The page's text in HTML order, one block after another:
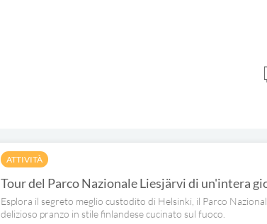
ATTIVITÀ
Tour del Parco Nazionale Liesjärvi di un'intera
Esplora il segreto meglio custodito di Helsinki, il Parco
delizioso pranzo in stile finlandese cucinato sul fuoco.